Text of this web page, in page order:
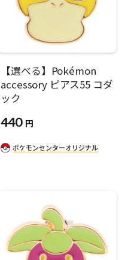
【選べる】Pokémon
accessory ピアス55 コダ
ック
440 円